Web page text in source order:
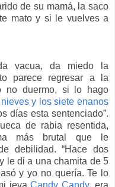
de su mamá, la saco
mato y si le vuelves a
vacua, da miedo la
parece regresar a la
no duermo, si lo hago
y los siete enanos
días esta sentenciado”.
de rabia resentida,
más brutal que le
debilidad. “Hace dos
le di a una chamita de 5
y yo no quería. Te lo
jevaCandy Candy, era